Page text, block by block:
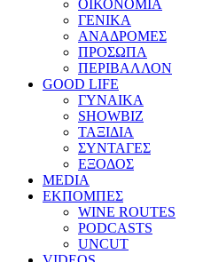
ΟΙΚΟΝΟΜΙΑ
ΓΕΝΙΚΑ
ΑΝΑΔΡΟΜΕΣ
ΠΡΟΣΩΠΑ
ΠΕΡΙΒΑΛΛΟΝ
GOOD LIFE
ΓΥΝΑΙΚΑ
SHOWBIZ
ΤΑΞΙΔΙΑ
ΣΥΝΤΑΓΕΣ
ΕΞΟΔΟΣ
MEDIA
ΕΚΠΟΜΠΕΣ
WINE ROUTES
PODCASTS
UNCUT